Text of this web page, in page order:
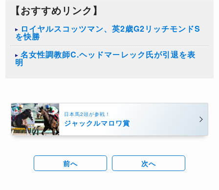
【おすすめリンク】
ロイヤルスコッツマン、英2歳G2リッチモンドS
を快勝
名女性調教師C.ヘッドマーレック氏が引退を表
明
日本馬2頭が参戦！
ジャックルマロワ賞
前へ 次へ